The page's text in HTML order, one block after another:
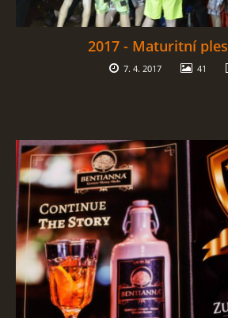
2017 - Maturitní
7. 4. 2017 41